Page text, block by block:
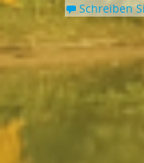
Schreiben